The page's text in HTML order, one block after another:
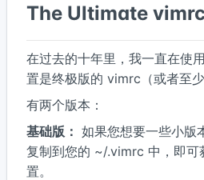
The Ultimate vimrc
在过去的十年里，我一直在使
置是终极版的 vimrc（或者至少
有两个版本：
基础版： 如果您想要一些小
复制到您的 ~/.vimrc 中，即可
置。